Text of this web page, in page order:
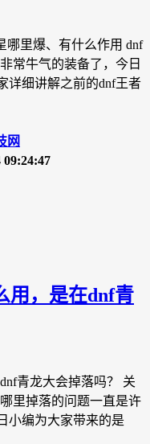
哪里爆、有什么作用 dnf
常牛气的装备了，今日
详细讲解之前的dnf王者
网
09:24:47
用，是在dnf青
青龙大会掉落吗？ 关
里掉落的问题一直是许
小编为大家带来的是